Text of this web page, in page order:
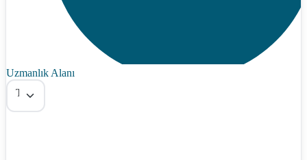
Uzmanlık Alanı
Tümü